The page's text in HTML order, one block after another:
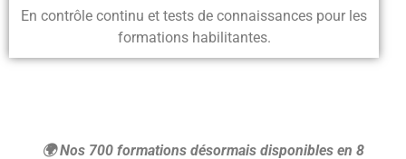
En contrôle continu et tests de connaissances pour les
formations habilitantes.
🌍 Nos 700 formations désormais disponibles en 8